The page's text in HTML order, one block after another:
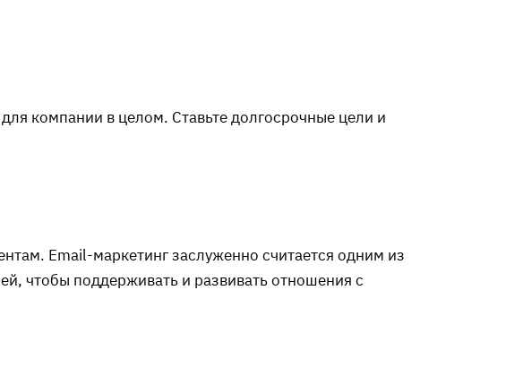
компании в целом. Ставьте долгосрочные цели и
Email-маркетинг заслуженно считается одним из
чтобы поддерживать и развивать отношения с